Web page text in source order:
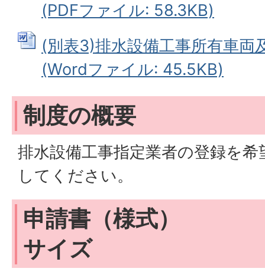
(PDFファイル: 58.3KB)
(別表3)排水設備工事所有車両
(Wordファイル: 45.5KB)
制度の概要
排水設備工事指定業者の登録を
してください。
申請書（様式）
サイズ